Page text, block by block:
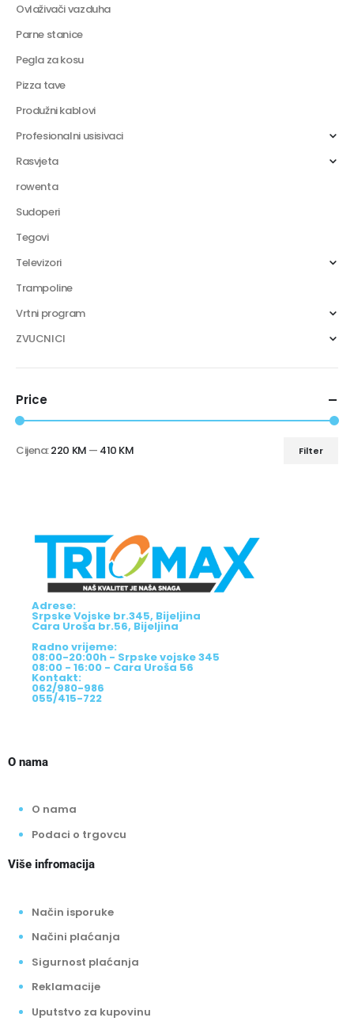
Ovlaživači vazduha
Parne stanice
Pegla za kosu
Pizza tave
Produžni kablovi
Profesionalni usisivaci
Rasvjeta
rowenta
Sudoperi
Tegovi
Televizori
Trampoline
Vrtni program
ZVUCNICI
Price
Filter
Cijena:220 KM — 410 KM
Adrese:
Srpske Vojske br.345, Bijeljina
Cara Uroša br.56, Bijeljina
Radno vrijeme:
08:00-20:00h - Srpske vojske 345
08:00 - 16:00 - Cara Uroša 56
Kontakt:
062/980-986
055/415-722
O nama
O nama
Podaci o trgovcu
Više infromacija
Način isporuke
Načini plaćanja
Sigurnost plaćanja
Reklamacije
Uputstvo za kupovinu